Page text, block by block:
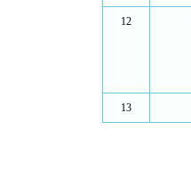
12
13